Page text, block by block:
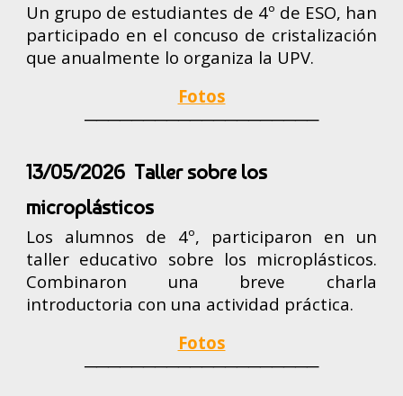
Un grupo de estudiantes de 4º de ESO, han
participado en el concuso de cristalización
que anualmente lo organiza la UPV.
Fotos
────────────────────
13/05/2026 Taller sobre los
microplásticos
Los alumnos de 4º, participaron en un
taller educativo sobre los microplásticos.
Combinaron una breve charla
introductoria con una actividad práctica.
Fotos
────────────────────